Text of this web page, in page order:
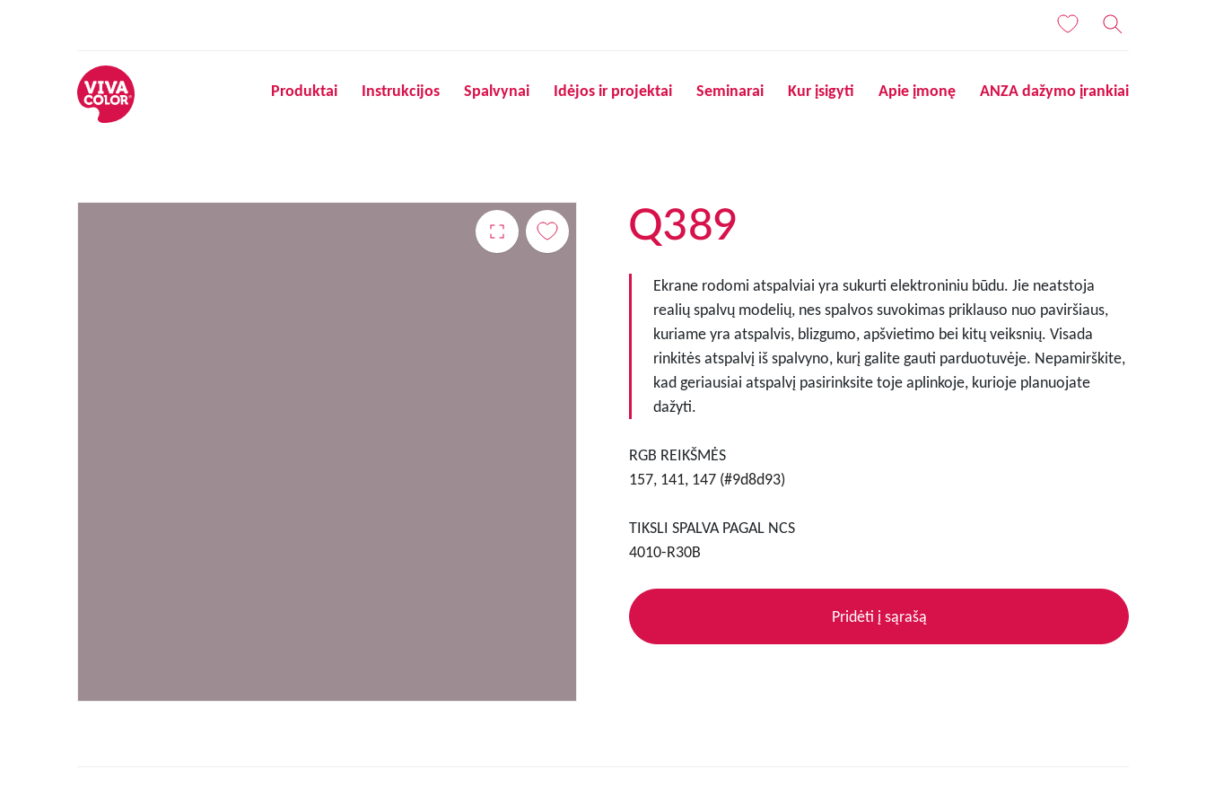
Produktai Instrukcijos Spalvynai Idėjos ir projektai Seminarai Kur įsigyti Apie įmonę ANZA dažymo įrankiai
Q389
Ekrane rodomi atspalviai yra sukurti elektroniniu būdu. Jie neatstoja
realių spalvų modelių, nes spalvos suvokimas priklauso nuo paviršiaus,
kuriame yra atspalvis, blizgumo, apšvietimo bei kitų veiksnių. Visada
rinkitės atspalvį iš spalvyno, kurį galite gauti parduotuvėje. Nepamirškite,
kad geriausiai atspalvį pasirinksite toje aplinkoje, kurioje planuojate
dažyti.
RGB REIKŠMĖS
157, 141, 147 (#9d8d93)
TIKSLI SPALVA PAGAL NCS
4010-R30B
Pridėti į sąrašą